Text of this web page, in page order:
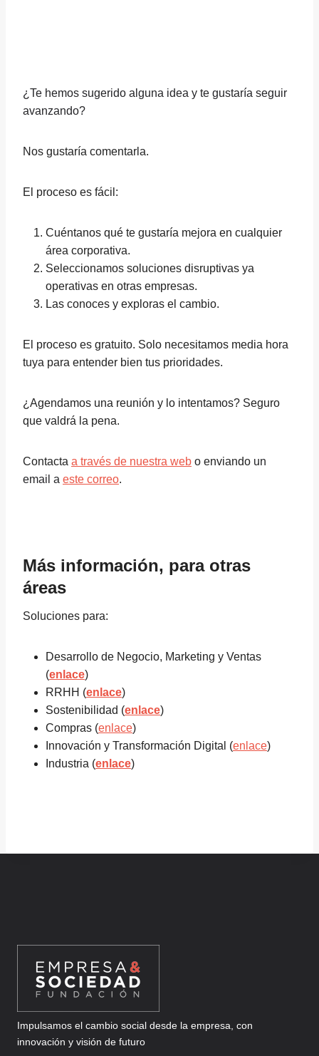
¿Te hemos sugerido alguna idea y te gustaría seguir
avanzando?
Nos gustaría comentarla.
El proceso es fácil:
Cuéntanos qué te gustaría mejora en cualquier
área corporativa.
Seleccionamos soluciones disruptivas ya
operativas en otras empresas.
Las conoces y exploras el cambio.
El proceso es gratuito. Solo necesitamos media hora
tuya para entender bien tus prioridades.
¿Agendamos una reunión y lo intentamos? Seguro
que valdrá la pena.
Contacta a través de nuestra web o enviando un
email a este correo.
Más información, para otras
áreas
Soluciones para:
Desarrollo de Negocio, Marketing y Ventas
(enlace)
RRHH (enlace)
Sostenibilidad (enlace)
Compras (enlace)
Innovación y Transformación Digital (enlace)
Industria (enlace)
Impulsamos el cambio social desde la empresa, con
innovación y visión de futuro